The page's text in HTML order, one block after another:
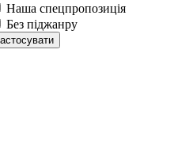
Наша спецпропозиція
Без піджанру